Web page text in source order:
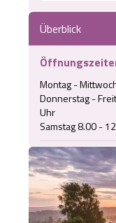
Überblick
Montag -
Donnerstag -
Uhr
Samstag 8.00 -